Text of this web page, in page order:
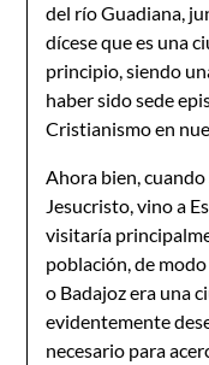
del río Guadiana,
dícese que es una
principio, siendo
haber sido sede
Cristianismo en
Ahora bien,
Jesucristo, vino a
visitaría
población, de
o Badajoz era una
eviden­temente
necesario para